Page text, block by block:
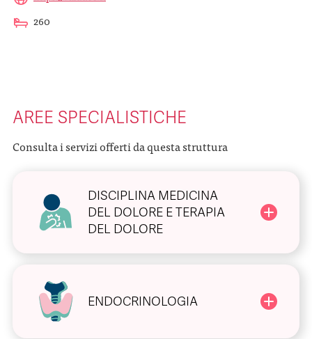
260
AREE SPECIALISTICHE
Consulta i servizi offerti da questa struttura
DISCIPLINA MEDICINA
DEL DOLORE E TERAPIA
DEL DOLORE
ENDOCRINOLOGIA